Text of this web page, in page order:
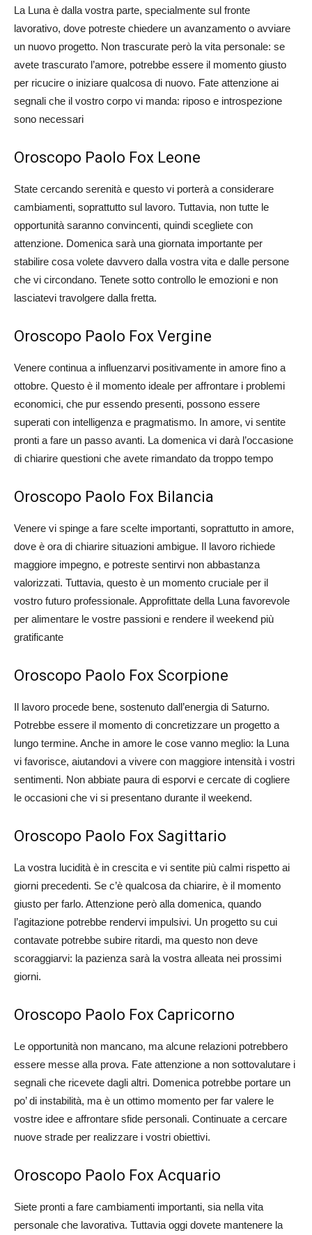
La Luna è dalla vostra parte, specialmente sul fronte
lavorativo, dove potreste chiedere un avanzamento o avviare
un nuovo progetto. Non trascurate però la vita personale: se
avete trascurato l’amore, potrebbe essere il momento giusto
per ricucire o iniziare qualcosa di nuovo. Fate attenzione ai
segnali che il vostro corpo vi manda: riposo e introspezione
sono necessari​
Oroscopo Paolo Fox Leone
State cercando serenità e questo vi porterà a considerare
cambiamenti, soprattutto sul lavoro. Tuttavia, non tutte le
opportunità saranno convincenti, quindi scegliete con
attenzione. Domenica sarà una giornata importante per
stabilire cosa volete davvero dalla vostra vita e dalle persone
che vi circondano. Tenete sotto controllo le emozioni e non
lasciatevi travolgere dalla fretta.
Oroscopo Paolo Fox Vergine
Venere continua a influenzarvi positivamente in amore fino a
ottobre. Questo è il momento ideale per affrontare i problemi
economici, che pur essendo presenti, possono essere
superati con intelligenza e pragmatismo. In amore, vi sentite
pronti a fare un passo avanti. La domenica vi darà l’occasione
di chiarire questioni che avete rimandato da troppo tempo​
Oroscopo Paolo Fox Bilancia
Venere vi spinge a fare scelte importanti, soprattutto in amore,
dove è ora di chiarire situazioni ambigue. Il lavoro richiede
maggiore impegno, e potreste sentirvi non abbastanza
valorizzati. Tuttavia, questo è un momento cruciale per il
vostro futuro professionale. Approfittate della Luna favorevole
per alimentare le vostre passioni e rendere il weekend più
gratificante​
Oroscopo Paolo Fox Scorpione
Il lavoro procede bene, sostenuto dall’energia di Saturno.
Potrebbe essere il momento di concretizzare un progetto a
lungo termine. Anche in amore le cose vanno meglio: la Luna
vi favorisce, aiutandovi a vivere con maggiore intensità i vostri
sentimenti. Non abbiate paura di esporvi e cercate di cogliere
le occasioni che vi si presentano durante il weekend.
Oroscopo Paolo Fox Sagittario
La vostra lucidità è in crescita e vi sentite più calmi rispetto ai
giorni precedenti. Se c’è qualcosa da chiarire, è il momento
giusto per farlo. Attenzione però alla domenica, quando
l’agitazione potrebbe rendervi impulsivi. Un progetto su cui
contavate potrebbe subire ritardi, ma questo non deve
scoraggiarvi: la pazienza sarà la vostra alleata nei prossimi
giorni​.
Oroscopo Paolo Fox Capricorno
Le opportunità non mancano, ma alcune relazioni potrebbero
essere messe alla prova. Fate attenzione a non sottovalutare i
segnali che ricevete dagli altri. Domenica potrebbe portare un
po’ di instabilità, ma è un ottimo momento per far valere le
vostre idee e affrontare sfide personali. Continuate a cercare
nuove strade per realizzare i vostri obiettivi​.
Oroscopo Paolo Fox Acquario
Siete pronti a fare cambiamenti importanti, sia nella vita
personale che lavorativa. Tuttavia oggi dovete mantenere la